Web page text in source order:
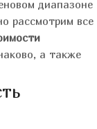
диапазоне
рассмотрим все
а также